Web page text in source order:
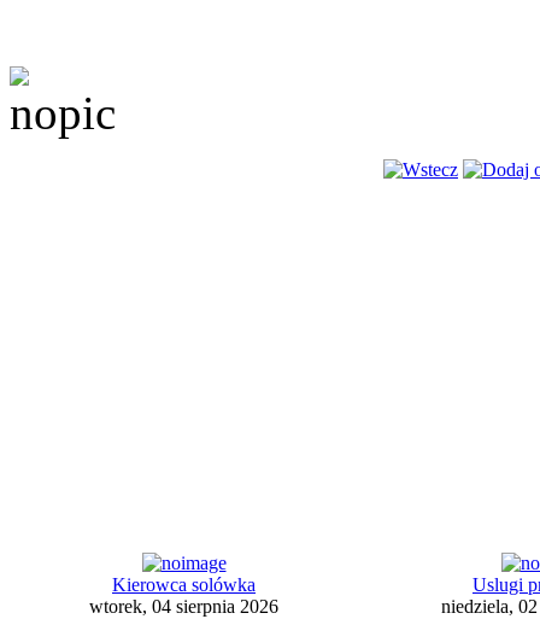
Kierowca solówka
wtorek, 04 sierpnia 2026
Uslugi
niedziela,